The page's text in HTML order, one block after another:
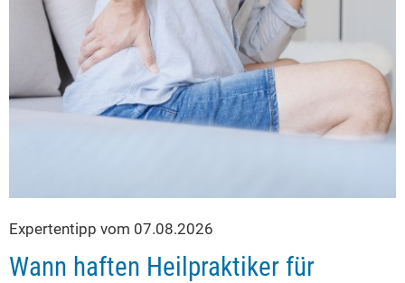
Expertentipp vom 07.08.2026
Wann haften Heilpraktiker für